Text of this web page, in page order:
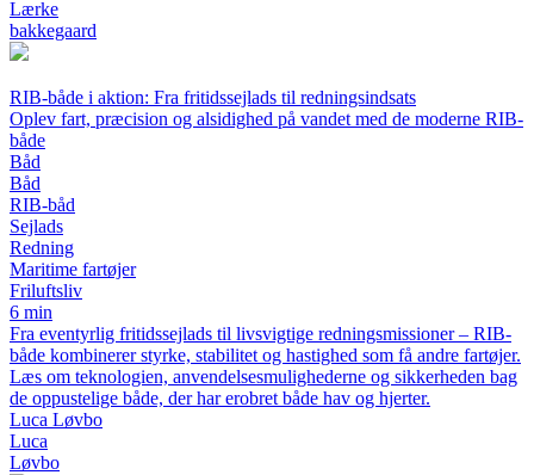
Lærke
bakkegaard
RIB-både i aktion: Fra fritidssejlads til redningsindsats
Oplev fart, præcision og alsidighed på vandet med de moderne RIB-
både
Båd
Båd
RIB-båd
Sejlads
Redning
Maritime fartøjer
Friluftsliv
6 min
Fra eventyrlig fritidssejlads til livsvigtige redningsmissioner – RIB-
både kombinerer styrke, stabilitet og hastighed som få andre fartøjer.
Læs om teknologien, anvendelsesmulighederne og sikkerheden bag
de oppustelige både, der har erobret både hav og hjerter.
Luca Løvbo
Luca
Løvbo